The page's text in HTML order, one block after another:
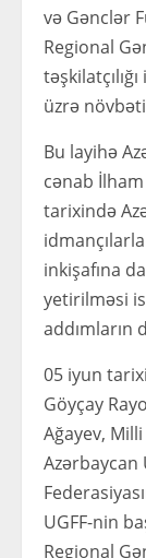
və Gənclər
Regional
üzrə
Bu layihə
cənab
tarixində
inkişafına
yetirilməsi
addımların
05 iyun
Göyçay
Ağayev,
Azərbaycan
UGFF-nin
Regional